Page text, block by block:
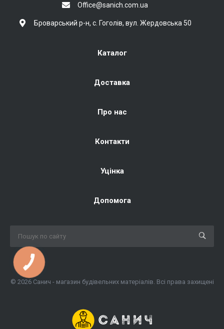
Office@sanich.com.ua
Броварський р-н, с. Гоголів, вул. Жердовська 50
Каталог
Доставка
Про нас
Контакти
Уцінка
Допомога
© 2026 Санич - магазин будівельних матеріалів. Всі права захищені
КНОПКА
ЗВ'ЯЗКУ